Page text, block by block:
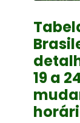
19 a